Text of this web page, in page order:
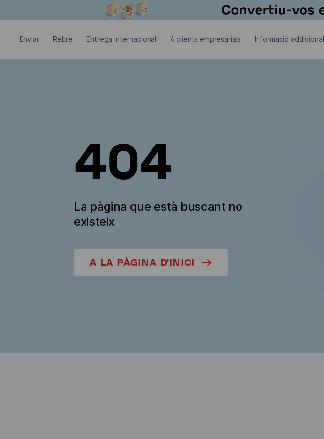
Enviar Rebre Entrega internacional A clients empresarials Informació addicional
404
La pàgina que està buscant no
existeix
A LA PÀGINA D'INICI
La finestra modal està oberta